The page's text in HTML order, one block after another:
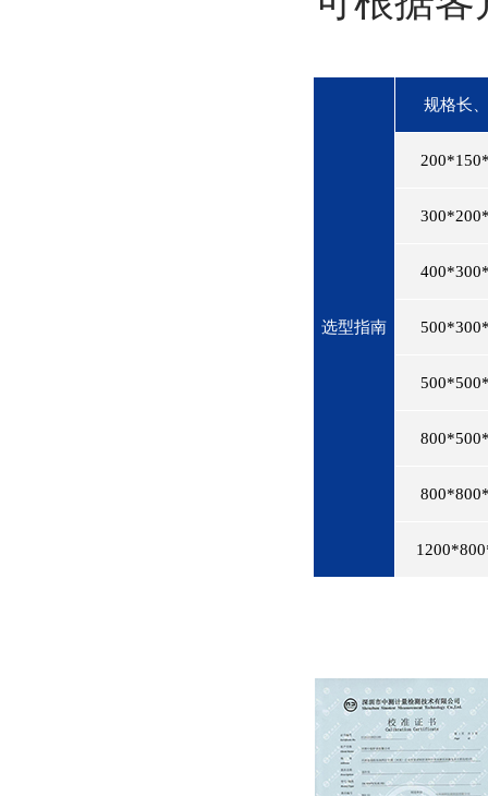
选型指南
规格长